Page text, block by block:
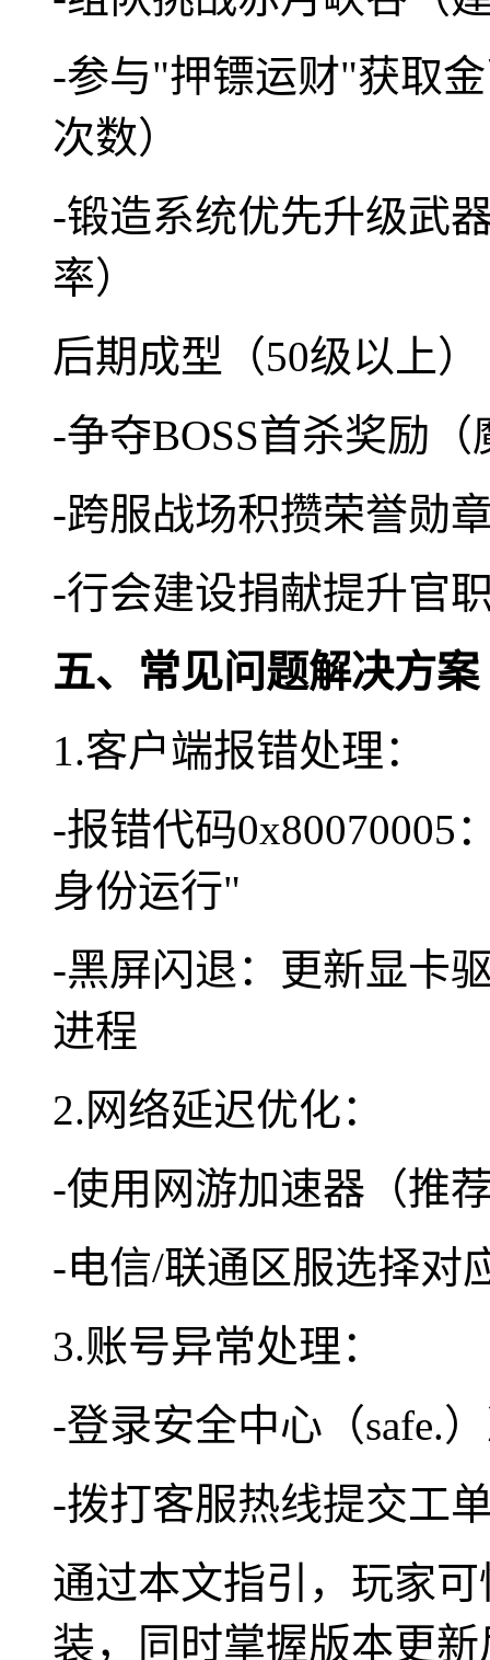
-参与"押镖运财"获取
次数）
-锻造系统优先升级武
率）
后期成型（50级以上）
-争夺BOSS首杀奖励
-跨服战场积攒荣誉勋
-行会建设捐献提升官
五、常见问题解决方案
1.客户端报错处理：
-报错代码0x80070005
身份运行"
-黑屏闪退：更新显卡
进程
2.网络延迟优化：
-使用网游加速器（推
-电信/联通区服选择对
3.账号异常处理：
-登录安全中心（safe.
-拨打客服热线提交工
通过本文指引，玩家
装，同时掌握版本更